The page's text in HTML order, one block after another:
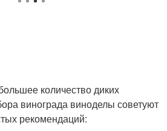
количество диких
винограда виноделы советуют
рекомендаций: